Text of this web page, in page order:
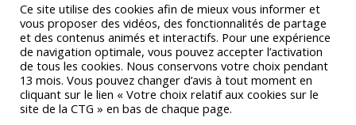
Ce site utilise des cookies afin de mieux vous informer et
vous proposer des vidéos, des fonctionnalités de partage
et des contenus animés et interactifs. Pour une expérience
de navigation optimale, vous pouvez accepter l’activation
de tous les cookies. Nous conservons votre choix pendant
13 mois. Vous pouvez changer d’avis à tout moment en
cliquant sur le lien « Votre choix relatif aux cookies sur le
site de la CTG » en bas de chaque page.